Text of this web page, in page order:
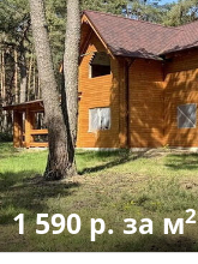
1 590 р. за м2